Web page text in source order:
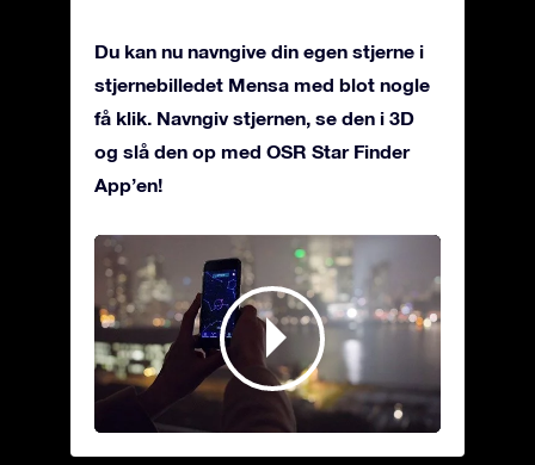
Du kan nu navngive din egen stjerne i
stjernebilledet Mensa med blot nogle
få klik. Navngiv stjernen, se den i 3D
og slå den op med OSR Star Finder
App’en!